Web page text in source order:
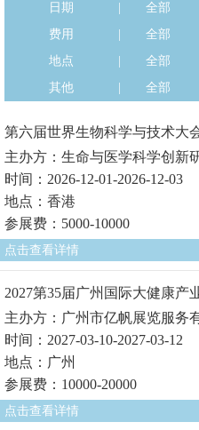
日期
全部
费用
全部
地点
全部
其他
全部
第六届世界生物科学与技术大
主办方：生命与医学科学创新
时间：2026-12-01-2026-12-03
地点：香港
参展费：5000-10000
点击查看详情
2027第35届广州国际大健康产
主办方：广州市亿帆展览服务
时间：2027-03-10-2027-03-12
地点：广州
参展费：10000-20000
点击查看详情